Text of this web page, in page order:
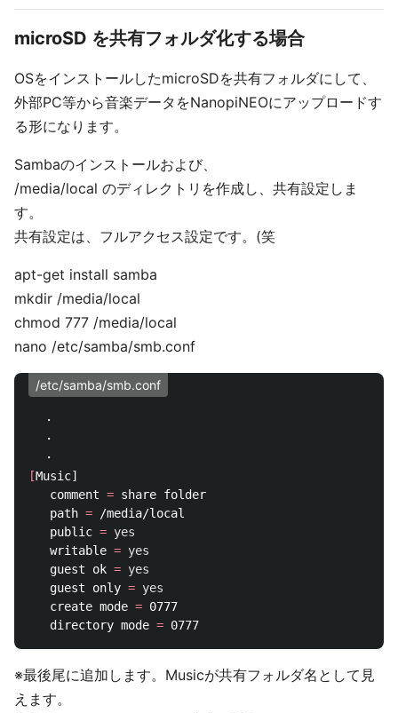
microSD を共有フォルダ化する場合
OSをインストールしたmicroSDを共有フォルダにして、
外部PC等から音楽データをNanopiNEOにアップロードす
る形になります。
Sambaのインストールおよび、
/media/local のディレクトリを作成し、共有設定しま
す。
共有設定は、フルアクセス設定です。(笑
apt-get install samba
mkdir /media/local
chmod 777 /media/local
nano /etc/samba/smb.conf
/etc/samba/smb.conf
  ・
  ・
[Music]
   comment
= share folder
   path
= /media/local
   public
= yes
writable = yes
guest ok = yes
guest only = yes
create mode = 0777
   directory mode
=
※最後尾に追加します。Musicが共有フォルダ名として見
えます。